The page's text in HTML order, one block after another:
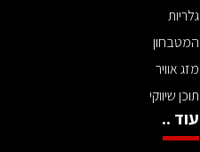
גלריות
המטבחון
מזג אוויר
תוכן שיווקי
עוד ..